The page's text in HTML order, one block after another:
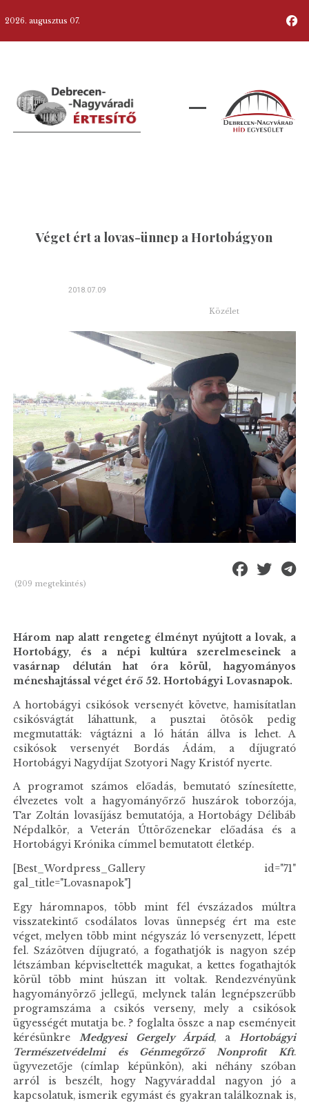
2026. augusztus 07.
Véget ért a lovas-ünnep a Hortobágyon
2018.07.09
Közélet
(209 megtekintés)
Három nap alatt rengeteg élményt nyújtott a lovak, a
Hortobágy, és a népi kultúra szerelmeseinek a
vasárnap délután hat óra körül, hagyományos
méneshajtással véget érő 52. Hortobágyi Lovasnapok.
A hortobágyi csikósok versenyét követve, hamisítatlan
csikósvágtát láhattunk, a pusztai ötösök pedig
megmutatták: vágtázni a ló hátán állva is lehet. A
csikósok versenyét Bordás Ádám, a díjugrató
Hortobágyi Nagydíjat Szotyori Nagy Kristóf nyerte.
A programot számos előadás, bemutató színesítette,
élvezetes volt a hagyományőrző huszárok toborzója,
Tar Zoltán lovasíjász bemutatója, a Hortobágy Délibáb
Népdalkör, a Veterán Úttörőzenekar előadása és a
Hortobágyi Krónika címmel bemutatott életkép.
[Best_Wordpress_Gallery id="71"
gal_title="Lovasnapok"]
Egy háromnapos, több mint fél évszázados múltra
visszatekintő csodálatos lovas ünnepség ért ma este
véget, melyen több mint négyszáz ló versenyzett, lépett
fel. Százötven díjugrató, a fogathatjók is nagyon szép
létszámban képviseltették magukat, a kettes fogathajtók
körül több mint húszan itt voltak. Rendezvényünk
hagyományörző jellegű, melynek talán legnépszerűbb
programszáma a csikós verseny, mely a csikósok
ügyességét mutatja be. ? foglalta össze a nap eseményeit
kérésünkre Medgyesi Gergely Árpád, a Hortobágyi
Természetvédelmi és Génmegőrző Nonprofit Kft.
ügyvezetője (címlap képünkön), aki néhány szóban
arról is beszélt, hogy Nagyváraddal nagyon jó a
kapcsolatuk, ismerik egymást és gyakran találkoznak is,